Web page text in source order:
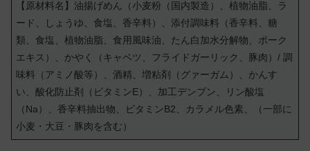
【原材料名】油揚げめん（小麦粉（国内製造）、植物油脂、ラ
ード、しょうゆ、食塩、香辛料）、添付調味料（香辛料、糖
類、食塩、植物油脂、食用風味油、たん白加水分解物、ポーク
エキス）、かやく（キャベツ、フライドガーリック、豚肉）/ 調
味料（アミノ酸等）、酒精、増粘剤（グァーガム）、かんす
い、酸化防止剤（ビタミンE）、加工デンプン、リン酸塩
（Na）、香辛料抽出物、ビタミンB2、カラメル色素、（一部に
小麦・大豆・豚肉を含む）